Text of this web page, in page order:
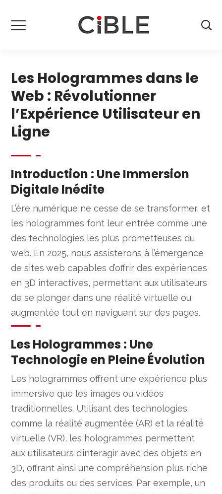
Les Hologrammes dans le
Web : Révolutionner
l’Expérience Utilisateur en
Ligne
Introduction : Une Immersion
Digitale Inédite
L’ère numérique ne cesse de se transformer, et
les hologrammes font leur entrée comme une
des technologies les plus prometteuses du
web. En 2025, nous assisterons à l’émergence
de sites web capables d’offrir des expériences
en 3D interactives, permettant aux utilisateurs
de se plonger dans une réalité virtuelle ou
augmentée tout en naviguant sur des pages.
Les Hologrammes : Une
Technologie en Pleine Évolution
Les hologrammes offrent une expérience plus
immersive que les images ou vidéos
traditionnelles. Utilisant des technologies
comme la réalité augmentée (AR) et la réalité
virtuelle (VR), les hologrammes permettent
aux utilisateurs d’interagir avec des objets en
3D, offrant ainsi une compréhension plus riche
des produits ou des services. Par exemple, un